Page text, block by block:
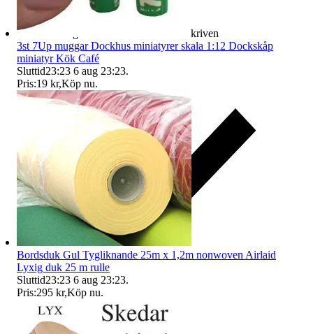
Ersättning om varan inte är som beskriven
Ersättning om du inte får din vara
3st 7Up muggar Dockhus miniatyrer skala 1:12 Dockskåp
miniatyr Kök Café
Sluttid23:23 6 aug 23:23.
Pris:19 kr,Köp nu.
Bordsduk Gul Tygliknande 25m x 1,2m nonwoven Airlaid
Lyxig duk 25 m rulle
Sluttid23:23 6 aug 23:23.
Pris:295 kr,Köp nu.